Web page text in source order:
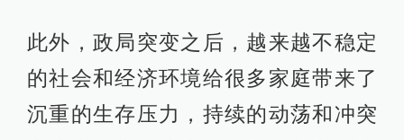
此外，政局突变之后，越来越不稳定
的社会和经济环境给很多家庭带来了
沉重的生存压力，持续的动荡和冲突